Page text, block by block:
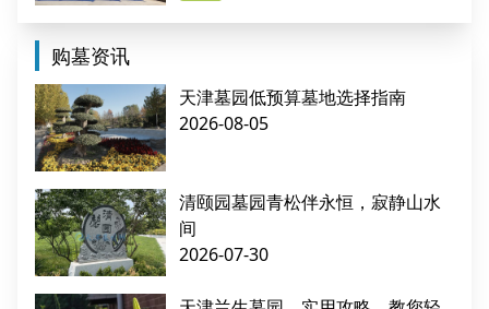
购墓资讯
天津墓园低预算墓地选择指南
2026-08-05
清颐园墓园青松伴永恒，寂静山水
间
2026-07-30